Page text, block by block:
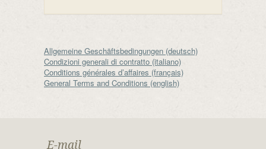
Allgemeine Geschäftsbedingungen (deutsch)
Condizioni generali di contratto (italiano)
Conditions générales d’affaires (français)
General Terms and Conditions (english)
E-mail